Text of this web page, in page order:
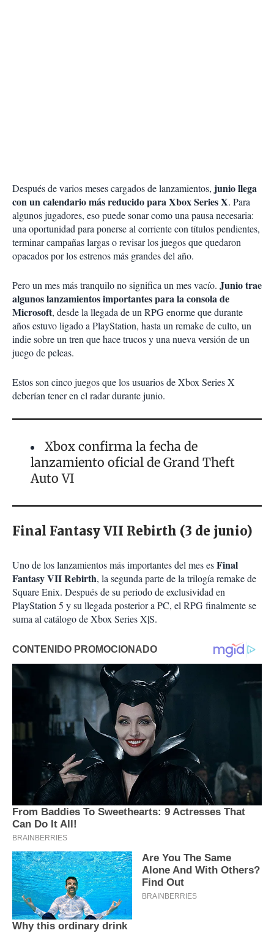
Después de varios meses cargados de lanzamientos, junio llega
con un calendario más reducido para Xbox Series X. Para
algunos jugadores, eso puede sonar como una pausa necesaria:
una oportunidad para ponerse al corriente con títulos pendientes,
terminar campañas largas o revisar los juegos que quedaron
opacados por los estrenos más grandes del año.
Pero un mes más tranquilo no significa un mes vacío. Junio trae
algunos lanzamientos importantes para la consola de
Microsoft, desde la llegada de un RPG enorme que durante
años estuvo ligado a PlayStation, hasta un remake de culto, un
indie sobre un tren que hace trucos y una nueva versión de un
juego de peleas.
Estos son cinco juegos que los usuarios de Xbox Series X
deberían tener en el radar durante junio.
Xbox confirma la fecha de
lanzamiento oficial de Grand Theft
Auto VI
Final Fantasy VII Rebirth (3 de junio)
Uno de los lanzamientos más importantes del mes esFinal
Fantasy VII Rebirth, la segunda parte de la trilogía remake de
Square Enix. Después de su periodo de exclusividad en
PlayStation 5 y su llegada posterior a PC, el RPG finalmente se
suma al catálogo de Xbox Series X|S.